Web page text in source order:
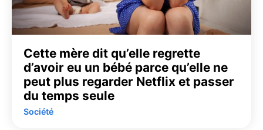
Cette mère dit qu’elle regrette
d’avoir eu un bébé parce qu’elle ne
peut plus regarder Netflix et passer
du temps seule
Société